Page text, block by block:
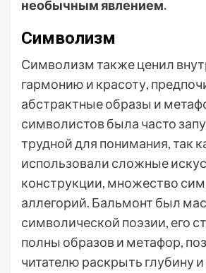
необычным явлением.
Символизм
Символизм также ценил
гармонию и красоту,
абстрактные образы и
символистов была часто
трудной для понимания, так
использовали сложные
конструкции, множество
аллегорий. Бальмонт был
символической поэзии, его
полны образов и метафор,
читателю раскрыть глубину